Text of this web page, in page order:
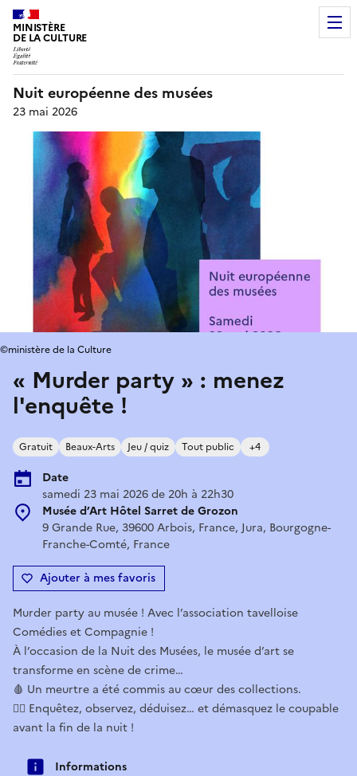
MINISTÈRE
DE LA CULTURE
Nuit européenne des musées
23 mai 2026
« Murder party » : menez
l'enquête !
Gratuit Beaux-Arts Jeu / quiz Tout public +4
Date
samedi 23 mai 2026 de 20h à 22h30
Musée d’Art Hôtel Sarret de Grozon
9 Grande Rue, 39600 Arbois, France, Jura, Bourgogne-
Franche-Comté, France
Ajouter à mes favoris
©ministère de la Culture
Murder party au musée ! Avec l’association tavelloise
Comédies et Compagnie !
À l’occasion de la Nuit des Musées, le musée d’art se
transforme en scène de crime…
🩸 Un meurtre a été commis au cœur des collections.
🕵️‍♀️ Enquêtez, observez, déduisez… et démasquez le coupable
avant la fin de la nuit !
Informations